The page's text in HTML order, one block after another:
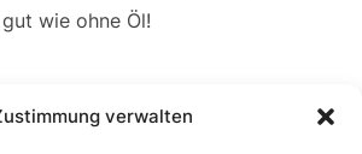
verwalten
wie ohne Öl!
WEITERLESEN